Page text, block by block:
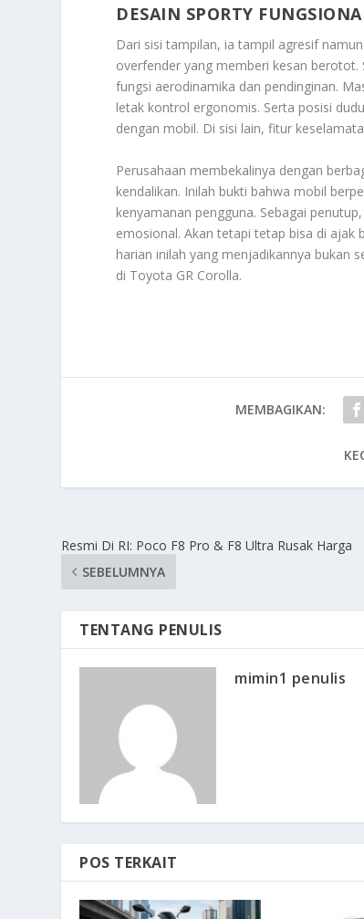
DESAIN SPORTY
Dari sisi tampilan, ia tampil agresif
overfender yang memberi kesan
fungsi aerodinamika dan pendinginan.
letak kontrol ergonomis. Serta posisi
dengan mobil. Di sisi lain, fitur
Perusahaan membekalinya dengan
kendalikan. Inilah bukti bahwa mobil
kenyamanan pengguna. Sebagai
emosional. Akan tetapi tetap bisa di ajak
harian inilah yang menjadikannya bukan
di Toyota GR Corolla.
MEMBAGIKAN:
Resmi Di RI: Poco F8 Pro & F8 Ultra Rusak Harga
SEBELUMNYA
TENTANG PENULIS
mimin1 penulis
POS TERKAIT